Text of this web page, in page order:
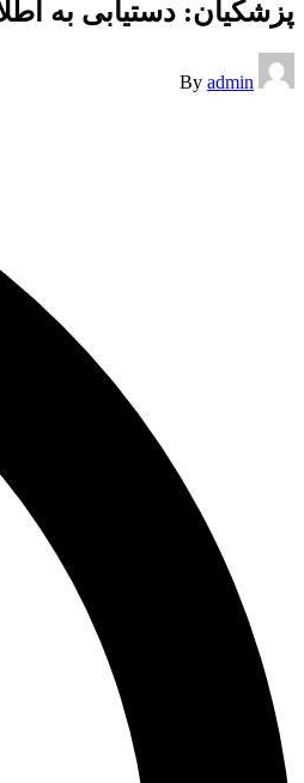
پزشکیان: دستیابی به
Posted
by
By admin